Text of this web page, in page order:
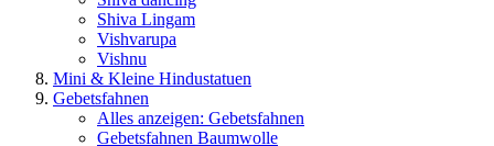
Shiva Lingam
Vishvarupa
Vishnu
Mini & Kleine Hindustatuen
Gebetsfahnen
Alles anzeigen: Gebetsfahnen
Gebetsfahnen Baumwolle